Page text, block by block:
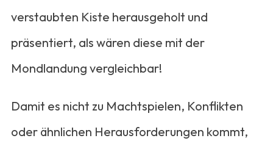
verstaubten Kiste herausgeholt und
präsentiert, als wären diese mit der
Mondlandung vergleichbar!
Damit es nicht zu Machtspielen, Konflikten
oder ähnlichen Herausforderungen kommt,